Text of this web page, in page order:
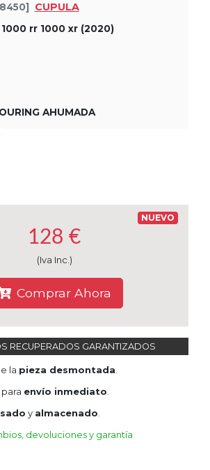
CUPULA
1000 rr 1000 xr (2020)
AHUMADA
NUEVO
128 €
(Iva Inc.)
Comprar Ahora
RECUPERADOS GARANTIZADOS
la pieza desmontada
envío inmediato
y almacenado
devoluciones y garantía